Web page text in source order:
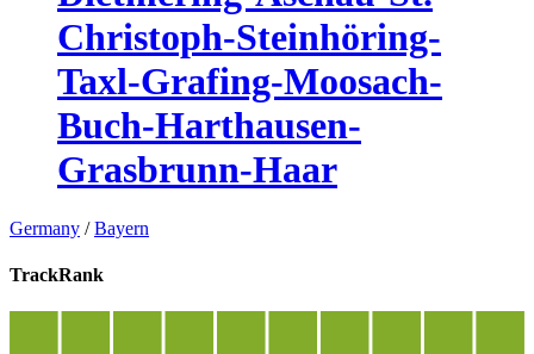
Christoph-Steinhöring-
Taxl-Grafing-Moosach-
Buch-Harthausen-
Grasbrunn-Haar
Germany /Bayern
TrackRank